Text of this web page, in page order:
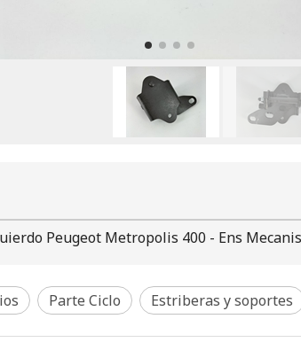
Peugeot Metropolis 400 - Ens
Parte Ciclo Estriberas y soportes